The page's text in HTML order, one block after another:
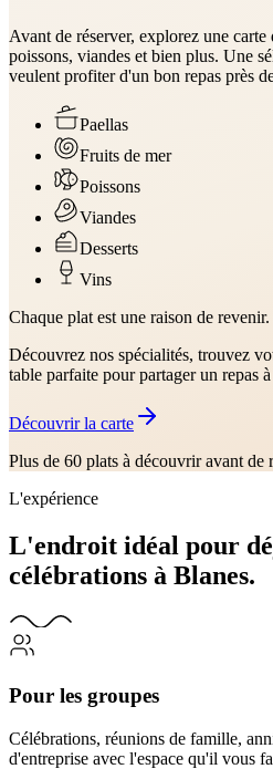
Avant de réserver, explorez une carte
poissons, viandes et bien plus. Une
veulent profiter d'un bon repas près
Paellas
Fruits de mer
Poissons
Viandes
Desserts
Vins
Chaque plat est une raison de revenir.
Découvrez nos spécialités, trouvez
table parfaite pour partager un repas
Découvrir la carte
Plus de 60 plats à découvrir avant de
L'expérience
L'endroit idéal pour
célébrations à Blanes.
Pour les groupes
Célébrations, réunions de famille,
d'entreprise avec l'espace qu'il vous